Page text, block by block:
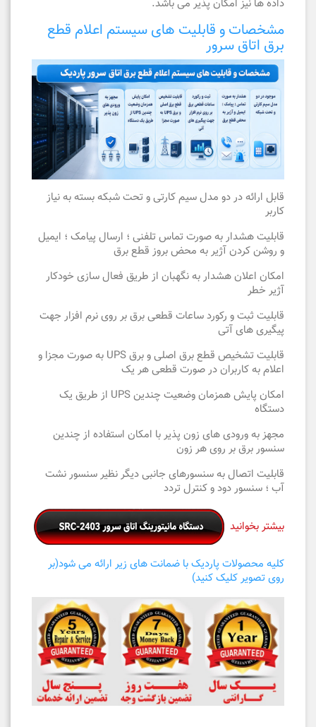
داده ها نیز امکان پذیر می باشد.
مشخصات و قابلیت های سیستم اعلام قطع
برق اتاق سرور
قابل ارائه در دو مدل سیم کارتی و تحت شبکه بسته به نیاز
کاربر
قابلیت هشدار به صورت تماس تلفنی ؛ ارسال پیامک ؛ ایمیل
و روشن کردن آژیر به محض بروز قطع برق
امکان اعلان هشدار به نگهبان از طریق فعال سازی خودکار
آژیر خطر
قابلیت ثبت و رکورد ساعات قطعی برق بر روی نرم افزار جهت
پیگیری های آتی
قابلیت تشخیص قطع برق اصلی و برق UPS به صورت مجزا و
اعلام به کاربران در صورت قطعی هر یک
امکان پایش همزمان وضعیت چندین UPS از طریق یک
دستگاه
مجهز به ورودی های زون پذیر با امکان استفاده از چندین
سنسور برق بر روی هر زون
قابلیت اتصال به سنسورهای جانبی دیگر نظیر سنسور نشت
آب ؛ سنسور دود و کنترل تردد
بیشتر بخوانید
کلیه محصولات پاردیک با ضمانت های زیر ارائه می شود(بر
روی تصویر کلیک کنید)